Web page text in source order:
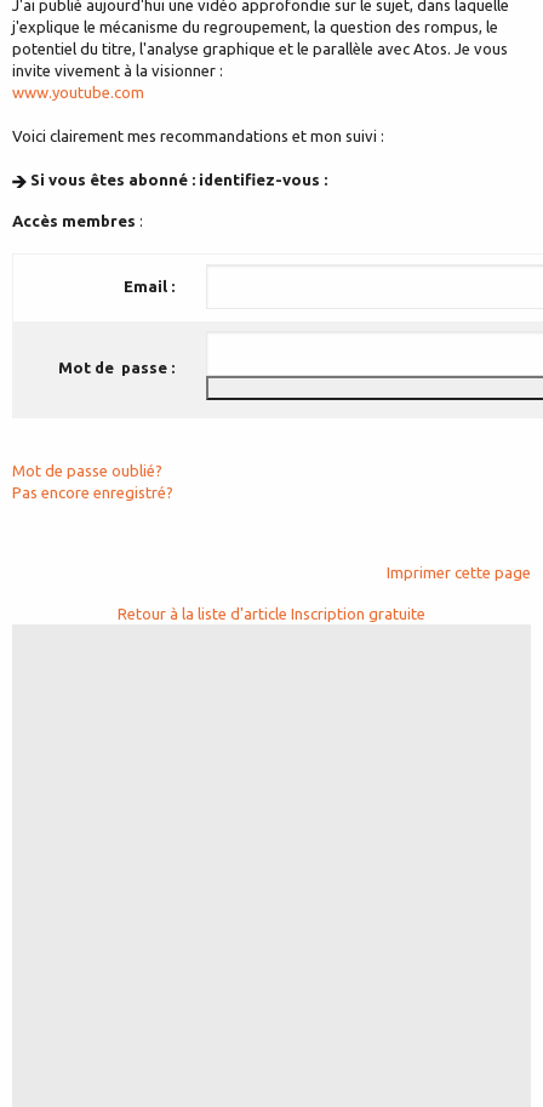
J'ai publié aujourd'hui une vidéo approfondie sur le sujet, dans laquelle
j'explique le mécanisme du regroupement, la question des rompus, le
potentiel du titre, l'analyse graphique et le parallèle avec Atos. Je vous
invite vivement à la visionner :
www.youtube.com
Voici clairement mes recommandations et mon suivi :
Si vous êtes abonné : identifiez-vous :
Accès membres :
Email :
Mot de passe :
Mot de passe oublié?
Pas encore enregistré?
Imprimer cette page
Retour à la liste d'article Inscription gratuite